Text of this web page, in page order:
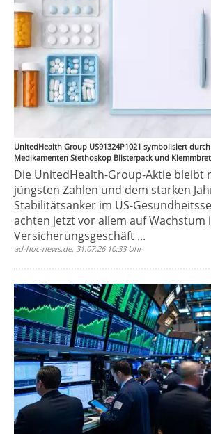
UnitedHealth Group US91324P1021 symbolisiert
Medikamenten Stethoskop Blisterpack und
Die UnitedHealth-Group-Aktie bleibt
jüngsten Zahlen und dem starken
Stabilitätsanker im US-
achten jetzt vor allem auf Wachstum
Versicherungsgeschäft ...
ad-hoc-news.de, 31.07.26 10:33 Uhr